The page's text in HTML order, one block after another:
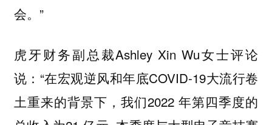
会。”
虎牙财务副总裁Ashley Xin Wu女士评论
说：“在宏观逆风和年底COVID-19大流行卷
土重来的背景下，我们2022 年第四季度的